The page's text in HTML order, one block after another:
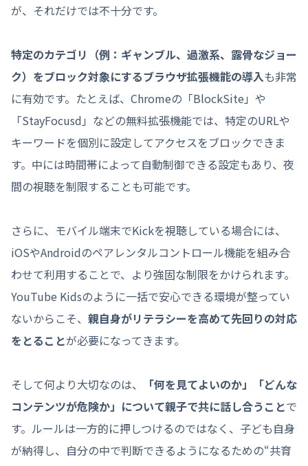
が、それだけでは不十分です。
特定のカテゴリ（例：ギャンブル、過激系、露骨なジョー
ク）をブロック対象にするブラウザ拡張機能の導入も非常
に有効です。たとえば、Chromeの「BlockSite」や
「StayFocusd」などの無料拡張機能では、特定のURLや
キーワードを個別に設定してアクセスをブロックできま
す。中には時間帯によって自動制御できる設定もあり、夜
間の視聴を制限することも可能です。
さらに、モバイル端末でKickを視聴している場合には、
iOSやAndroidのペアレンタルコントロール機能を組み合
わせて利用することで、より強固な制限をかけられます。
YouTube Kidsのように一括で安心できる環境が整ってい
ないからこそ、 親自身がリテラシーを高めて先回りの対応
をとることが必要になってきます。
そして何より大切なのは、
「何を見てよいのか」「どんな
コンテンツが危険か」について親子で共に話し合うことで
す。ルールは一方的に押しつけるのではなく、子ども自身
が納得し、自分の中で判断できるようになるための“共育